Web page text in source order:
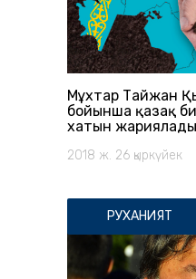
Мұхтар Тайжан
бойынша қазақ
хатын
2018 ж. 26 қыркүйек
РУХАНИЯТ